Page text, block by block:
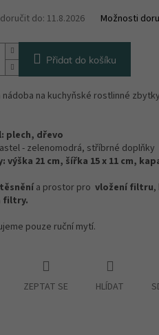
do: 11.8.2026 Možnosti
Přidat do košíku
nádoba na kuchyňské rostlinné
plech, dřevo
- zelenomodrá, stříbrné doplňky
výška 21 cm, šířka 15 x 11 cm,
těsněnía prostor pro vložení filtru,
filtry.
pouze ruční mytí.
ZEPTAT SE HLÍDAT